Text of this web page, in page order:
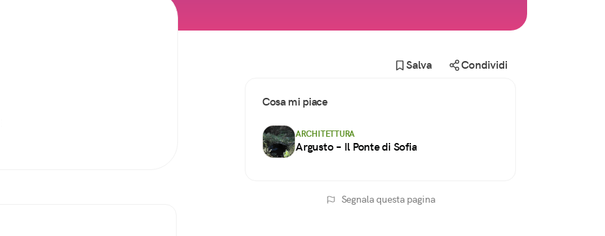
Salva Condividi
Cosa mi piace
ARCHITETTURA
Argusto – Il Ponte di Sofia
Segnala questa pagina